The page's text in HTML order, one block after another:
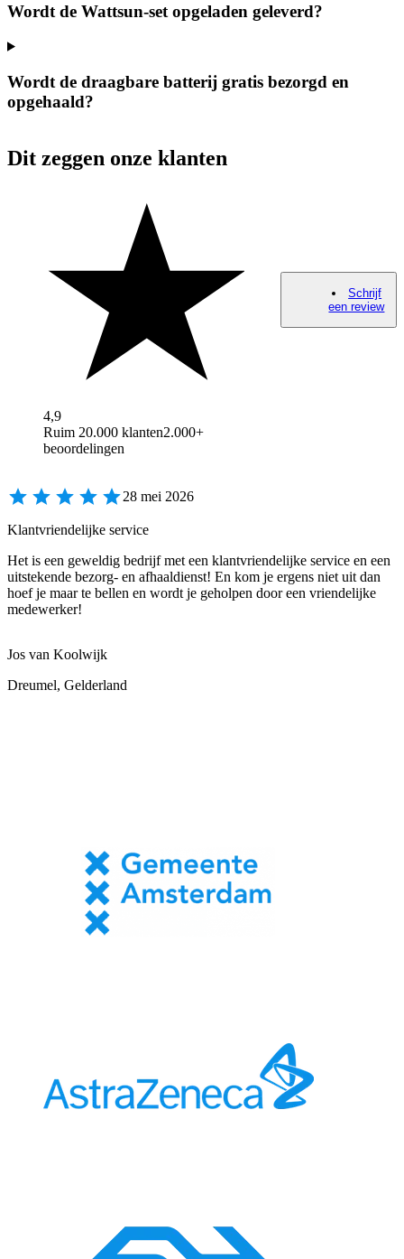
Wordt de Wattsun-set opgeladen geleverd?
Wordt de draagbare batterij gratis bezorgd en
opgehaald?
Dit zeggen onze klanten
4,9
Ruim 20.000 klanten2.000+
beoordelingen
Schrijf
een review
28 mei 2026
Klantvriendelijke service
Het is een geweldig bedrijf met een klantvriendelijke service en een
uitstekende bezorg- en afhaaldienst! En kom je ergens niet uit dan
hoef je maar te bellen en wordt je geholpen door een vriendelijke
medewerker!
Jos van Koolwijk
Dreumel, Gelderland